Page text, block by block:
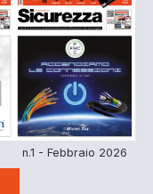
n.1 - Febbraio 2026